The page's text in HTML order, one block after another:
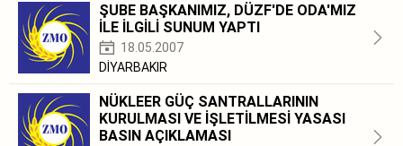
ŞUBE BAŞKANIMIZ, DÜZF'DE ODA'MIZ
İLE İLGİLİ SUNUM YAPTI
18.05.2007
DİYARBAKIR
NÜKLEER GÜÇ SANTRALLARININ
KURULMASI VE İŞLETİLMESİ YASASI
BASIN AÇIKLAMASI